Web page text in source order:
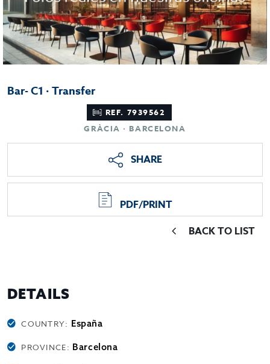
Bar- C1 · Transfer
REF. 7939562
GRÀCIA · BARCELONA
SHARE
PDF/PRINT
BACK TO LIST
DETAILS
COUNTRY: España
PROVINCE: Barcelona